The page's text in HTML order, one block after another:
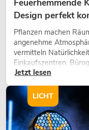
Design perfekt
Pflanzen machen
angenehme
vermitteln
Einkaufszentren,
eine hochwertige
Jetzt lesen
LICHT